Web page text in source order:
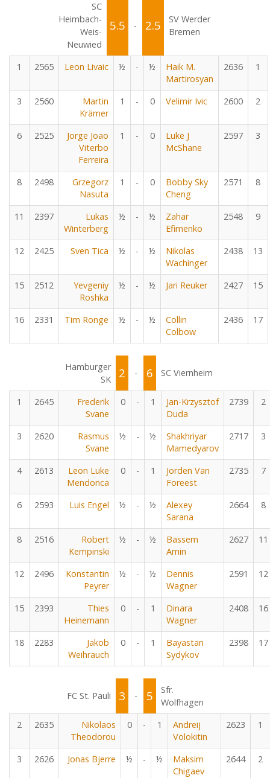
SC
Heimbach-
Weis-
Neuwied
5.5 - 2.5
SV Werder
Bremen
1 2565 Leon Livaic ½ - ½
Haik M.
Martirosyan
2636 1
3 2560
Martin
Krämer
1 - 0 Velimir Ivic 2600 2
6 2525
Jorge Joao
Viterbo
Ferreira
1 - 0
Luke J
McShane
2597 3
8 2498
Grzegorz
Nasuta
1 - 0
Bobby Sky
Cheng
2571 8
11 2397
Lukas
Winterberg
½ - ½
Zahar
Efimenko
2548 9
12 2425 Sven Tica ½ - ½
Nikolas
Wachinger
2438 13
15 2512
Yevgeniy
Roshka
½ - ½ Jari Reuker 2427 15
16 2331 Tim Ronge ½ - ½
Collin
Colbow
2436 17
Hamburger
SK
2 - 6 SC Viernheim
1 2645
Frederik
Svane
0 - 1
Jan-Krzysztof
Duda
2739 2
3 2620
Rasmus
Svane
½ - ½
Shakhriyar
Mamedyarov
2717 3
4 2613
Leon Luke
Mendonca
0 - 1
Jorden Van
Foreest
2735 7
6 2593 Luis Engel ½ - ½
Alexey
Sarana
2664 8
8 2516
Robert
Kempinski
½ - ½
Bassem
Amin
2627 11
12 2496
Konstantin
Peyrer
½ - ½
Dennis
Wagner
2591 12
15 2393
Thies
Heinemann
0 - 1
Dinara
Wagner
2408 16
18 2283
Jakob
Weihrauch
0 - 1
Bayastan
Sydykov
2398 17
FC St. Pauli 3 - 5
Sfr.
Wolfhagen
2
2635
Nikolaos
Theodorou
0 - 1
Andreij
Volokitin
2623 1
3 2626 Jonas Bjerre ½ - ½
Maksim
Chigaev
2644 2